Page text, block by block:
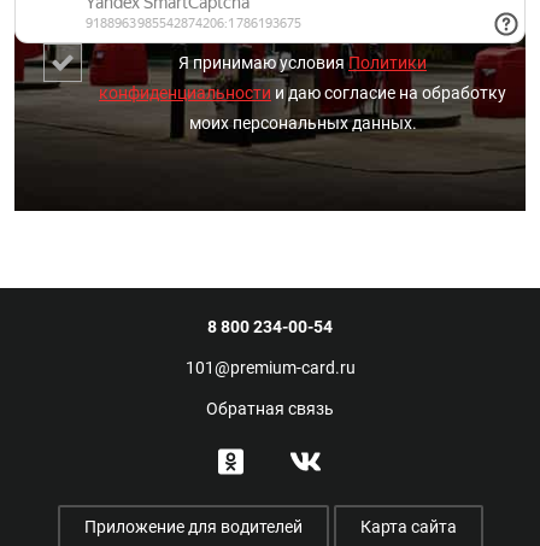
Я принимаю условия Политики
конфиденциальности и даю согласие на обработку
моих персональных данных.
8 800 234-00-54
101@premium-card.ru
Обратная связь
Приложение для водителей Карта сайта